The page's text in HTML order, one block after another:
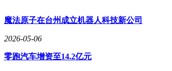
魔法原子在台州成立机器人科技新公司
2026-05-06
零跑汽车增资至14.2亿元